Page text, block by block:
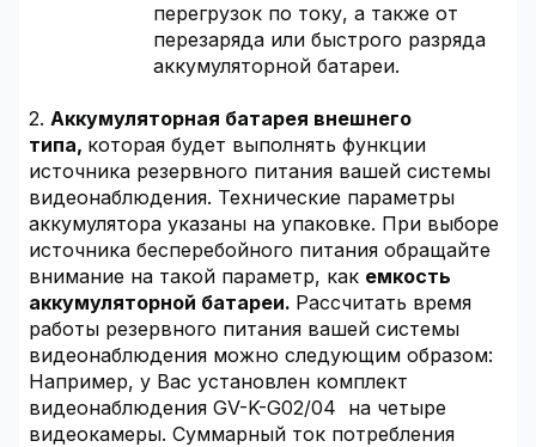
перегрузок по току, а также от
перезаряда или быстрого разряда
аккумуляторной батареи.
2. Аккумуляторная батарея внешнего
типа, которая будет выполнять функции
источника резервного питания вашей системы
видеонаблюдения. Технические параметры
аккумулятора указаны на упаковке. При выборе
источника бесперебойного питания обращайте
внимание на такой параметр, как емкость
аккумуляторной батареи. Рассчитать время
работы резервного питания вашей системы
видеонаблюдения можно следующим образом:
Например, у Вас установлен комплект
видеонаблюдения GV-K-G02/04 на четыре
видеокамеры. Суммарный ток потребления